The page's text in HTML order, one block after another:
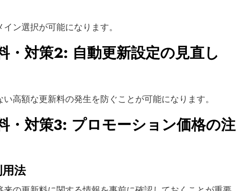
ン選択が可能になります。
・対策2: 自動更新設定の見直し
高額な更新料の発生を防ぐことが可能になります。
・対策3: プロモーション価格の注
法